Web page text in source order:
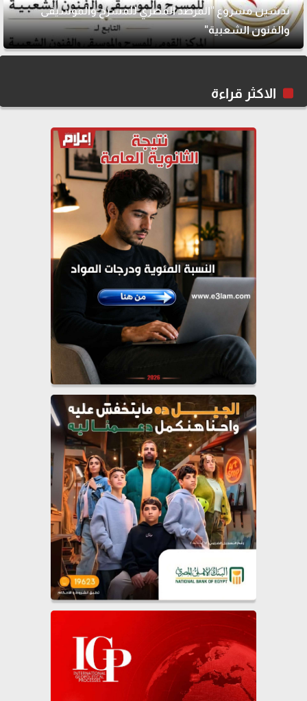
تدشين مشروع "المرصد المصري للمسرح والموسيقى
والفنون الشعبية"
الاكثر قراءة